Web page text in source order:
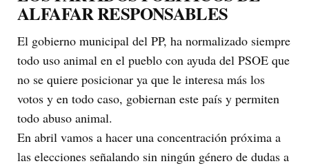
ALFAFAR RESPONSABLES
El gobierno municipal del PP, ha normalizado siempre
todo uso animal en el pueblo con ayuda del PSOE que
no se quiere posicionar ya que le interesa más los
votos y en todo caso, gobiernan este país y permiten
todo abuso animal.
En abril vamos a hacer una concentración próxima a
las elecciones señalando sin ningún género de dudas a